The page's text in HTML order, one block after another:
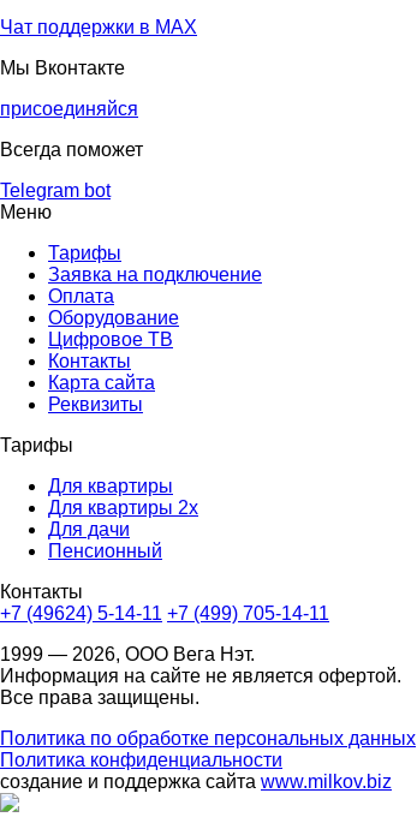
Чат поддержки в МАХ
Мы Вконтакте
присоединяйся
Всегда поможет
Telegram bot
Меню
Тарифы
Заявка на подключение
Оплата
Оборудование
Цифровое ТВ
Контакты
Карта сайта
Реквизиты
Тарифы
Для квартиры
Для квартиры 2х
Для дачи
Пенсионный
Контакты
+7 (49624) 5-14-11 +7 (499) 705-14-11
1999 — 2026, ООО Вега Нэт.
Информация на сайте не является офертой.
Все права защищены.
Политика по обработке персональных данных
Политика конфиденциальности
создание и поддержка сайта www.milkov.biz